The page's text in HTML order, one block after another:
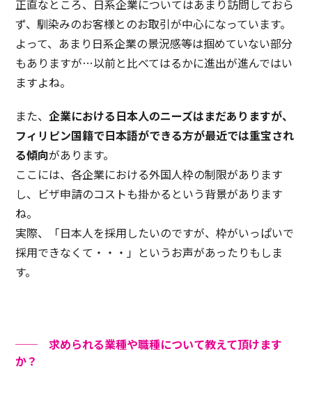
正直なところ、日系企業についてはあまり訪問しておら
ず、馴染みのお客様とのお取引が中心になっています。
よって、あまり日系企業の景況感等は掴めていない部分
もありますが…以前と比べてはるかに進出が進んではい
ますよね。
また、企業における日本人のニーズはまだありますが、
フィリピン国籍で日本語ができる方が最近では重宝され
る傾向があります。
ここには、各企業における外国人枠の制限があります
し、ビザ申請のコストも掛かるという背景があります
ね。
実際、「日本人を採用したいのですが、枠がいっぱいで
採用できなくて・・・」というお声があったりもしま
す。
── 求められる業種や職種について教えて頂けます
か？